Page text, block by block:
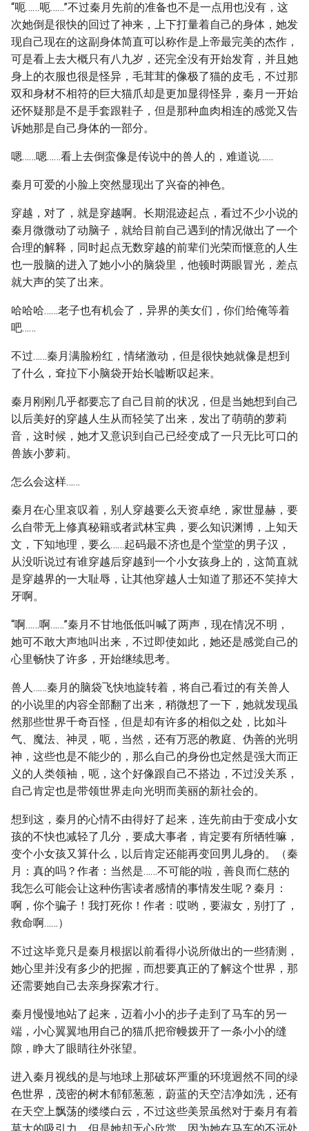
“呃……呃……”不过秦月先前的准备也不是一点用也没有，这
次她倒是很快的回过了神来，上下打量着自己的身体，她发
现自己现在的这副身体简直可以称作是上帝最完美的杰作，
可是看上去大概只有八九岁，还完全没有开始发育，并且她
身上的衣服也很是怪异，毛茸茸的像极了猫的皮毛，不过那
双和身材不相符的巨大猫爪却是更加显得怪异，秦月一开始
还怀疑那是不是手套跟鞋子，但是那种血肉相连的感觉又告
诉她那是自己身体的一部分。
嗯……嗯……看上去倒蛮像是传说中的兽人的，难道说……
秦月可爱的小脸上突然显现出了兴奋的神色。
穿越，对了，就是穿越啊。长期混迹起点，看过不少小说的
秦月微微动了动脑子，就给目前自己遇到的情况做出了一个
合理的解释，同时起点无数穿越的前辈们光荣而惬意的人生
也一股脑的进入了她小小的脑袋里，他顿时两眼冒光，差点
就大声的笑了出来。
哈哈哈……老子也有机会了，异界的美女们，你们给俺等着
吧……
不过……秦月满脸粉红，情绪激动，但是很快她就像是想到
了什么，耷拉下小脑袋开始长嘘断叹起来。
秦月刚刚几乎都要忘了自己目前的状况，但是当她想到自己
以后美好的穿越人生从而轻笑了出来，发出了萌萌的萝莉
音，这时候，她才又意识到自己已经变成了一只无比可口的
兽族小萝莉。
怎么会这样……
秦月在心里哀叹着，别人穿越要么天资卓绝，家世显赫，要
么自带无上修真秘籍或者武林宝典，要么知识渊博，上知天
文，下知地理，要么……起码最不济也是个堂堂的男子汉，
从没听说过有谁穿越后穿越到一个小女孩身上的，这简直就
是穿越界的一大耻辱，让其他穿越人士知道了那还不笑掉大
牙啊。
“啊……啊……”秦月不甘地低低叫喊了两声，现在情况不明，
她可不敢大声地叫出来，不过即使如此，她还是感觉自己的
心里畅快了许多，开始继续思考。
兽人……秦月的脑袋飞快地旋转着，将自己看过的有关兽人
的小说里的内容全部翻了出来，稍微想了一下，她就发现虽
然那些世界千奇百怪，但是却有许多的相似之处，比如斗
气、魔法、神灵，呃，当然，还有万恶的教庭、伪善的光明
神，这些也是不能少的，那么自己的身份也定然是强大而正
义的人类领袖，呃，这个好像跟自己不搭边，不过没关系，
自己肯定也是带领世界走向光明而美丽的新社会的。
想到这，秦月的心情不由得好了起来，连先前由于变成小女
孩的不快也减轻了几分，要成大事者，肯定要有所牺牲嘛，
变个小女孩又算什么，以后肯定还能再变回男儿身的。（秦
月：真的吗？作者：当然是……不可能的啦，善良而仁慈的
我怎么可能会让这种伤害读者感情的事情发生呢？秦月：
啊，你个骗子！我打死你！作者：哎哟，要淑女，别打了，
救命啊……）
不过这毕竟只是秦月根据以前看得小说所做出的一些猜测，
她心里并没有多少的把握，而想要真正的了解这个世界，那
还需要她自己去亲身探索才行。
秦月慢慢地站了起来，迈着小小的步子走到了马车的另一
端，小心翼翼地用自己的猫爪把帘幔拨开了一条小小的缝
隙，睁大了眼睛往外张望。
进入秦月视线的是与地球上那破坏严重的环境迥然不同的绿
色世界，茂密的树木郁郁葱葱，蔚蓝的天空洁净如洗，还有
在天空上飘荡的缕缕白云，不过这些美景虽然对于秦月有着